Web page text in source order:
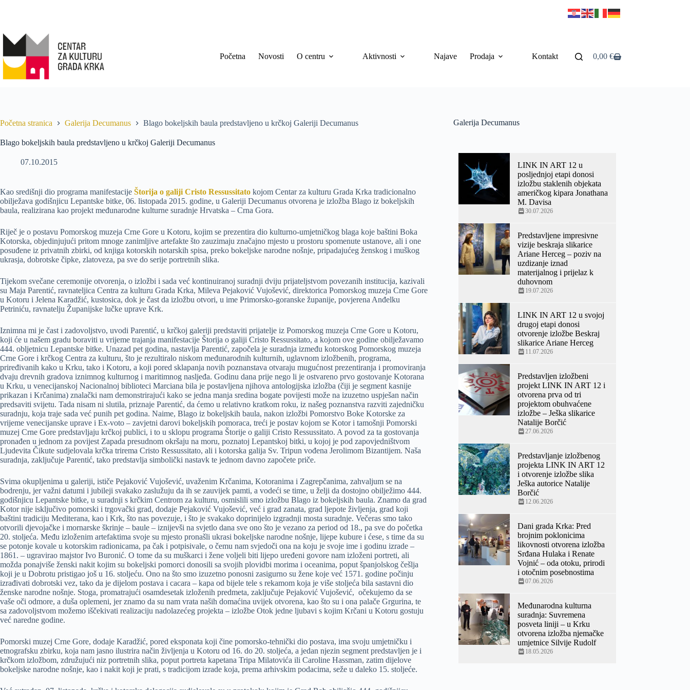
Početna Novosti O centru Aktivnosti Najave Prodaja Kontakt 0,00 €
Početna stranica Galerija Decumanus Blago bokeljskih baula predstavljeno u krčkoj Galeriji Decumanus
Blago bokeljskih baula predstavljeno u krčkoj Galeriji Decumanus
07.10.2015
Kao središnji dio programa manifestacije Štorija o galiji Cristo Ressussitato kojom Centar za kulturu Grada Krka tradicionalno
obilježava godišnjicu Lepantske bitke, 06. listopada 2015. godine, u Galeriji Decumanus otvorena je izložba Blago iz bokeljskih
baula, realizirana kao projekt međunarodne kulturne suradnje Hrvatska – Crna Gora.
Riječ je o postavu Pomorskog muzeja Crne Gore u Kotoru, kojim se prezentira dio kulturno-umjetničkog blaga koje baštini Boka
Kotorska, objedinjujući pritom mnoge zanimljive artefakte što zauzimaju značajno mjesto u prostoru spomenute ustanove, ali i one
posuđene iz privatnih zbirki, od knjiga kotorskih notarskih spisa, preko bokeljske narodne nošnje, pripadajućeg ženskog i muškog
ukrasja, dobrotske čipke, zlatoveza, pa sve do serije portretnih slika.
Tijekom svečane ceremonije otvorenja, o izložbi i sada već kontinuiranoj suradnji dviju prijateljstvom povezanih institucija, kazivali
su Maja Parentić, ravnateljica Centra za kulturu Grada Krka, Mileva Pejaković Vujošević, direktorica Pomorskog muzeja Crne Gore
u Kotoru i Jelena Karadžić, kustosica, dok je čast da izložbu otvori, u ime Primorsko-goranske županije, povjerena Anđelku
Petriniću, ravnatelju Županijske lučke uprave Krk.
Iznimna mi je čast i zadovoljstvo, uvodi Parentić, u krčkoj galeriji predstaviti prijatelje iz Pomorskog muzeja Crne Gore u Kotoru,
koji će u našem gradu boraviti u vrijeme trajanja manifestacije Štorija o galiji Cristo Ressussitato, a kojom ove godine obilježavamo
444. obljetnicu Lepantske bitke. Unazad pet godina, nastavlja Parentić, započela je suradnja između kotorskog Pomorskog muzeja
Crne Gore i krčkog Centra za kulturu, što je rezultiralo niskom međunarodnih kulturnih, uglavnom izložbenih, programa,
priređivanih kako u Krku, tako i Kotoru, a koji pored sklapanja novih poznanstava otvaraju mugućnost prezentiranja i promoviranja
dvaju drevnih gradova iznimnog kulturnog i maritimnog nasljeđa. Godinu dana prije nego li je ostvareno prvo gostovanje Kotorana
u Krku, u venecijanskoj Nacionalnoj biblioteci Marciana bila je postavljena njihova antologijska izložba (čiji je segment kasnije
prikazan i Krčanima) znalački nam demonstrirajući kako se jedna manja sredina bogate povijesti može na izuzetno uspješan način
predsaviti svijetu. Tada nisam ni slutila, priznaje Parentić, da ćemo u relativno kratkom roku, iz našeg poznanstva razviti zajedničku
suradnju, koja traje sada već punih pet godina. Naime, Blago iz bokeljskih baula, nakon izložbi Pomorstvo Boke Kotorske za
vrijeme venecijanske uprave i Ex-voto – zavjetni darovi bokeljskih pomoraca, treći je postav kojom se Kotor i tamošnji Pomorski
muzej Crne Gore predstavljaju krčkoj publici, i to u sklopu programa Štorije o galiji Cristo Ressussitato. A povod za ta gostovanja
pronađen u jednom za povijest Zapada presudnom okršaju na moru, poznatoj Lepantskoj bitki, u kojoj je pod zapovjedništvom
Ljudevita Čikute sudjelovala krčka trirema Cristo Ressussitato, ali i kotorska galija Sv. Tripun vođena Jerolimom Bizantijem. Naša
suradnja, zaključuje Parentić, tako predstavlja simbolički nastavk te jednom davno započete priče.
Svima okupljenima u galeriji, ističe Pejaković Vujošević, uvaženim Krčanima, Kotoranima i Zagrepčanima, zahvaljum se na
bodrenju, jer važni datumi i jubileji svakako zaslužuju da ih se zauvijek pamti, a vodeći se time, u želji da dostojno obilježimo 444.
godišnjicu Lepantske bitke, u suradnji s krčkim Centrom za kulturu, osmislili smo izložbu Blago iz bokeljskih baula. Znamo da grad
Kotor nije isključivo pomorski i trgovački grad, dodaje Pejaković Vujošević, već i grad zanata, grad ljepote življenja, grad koji
baštini tradiciju Mediterana, kao i Krk, što nas povezuje, i što je svakako doprinijelo izgradnji mosta suradnje. Večeras smo tako
otvorili djevojačke i mornarske škrinje – baule – iznijevši na svjetlo dana sve ono što je vezano za period od 18., pa sve do početka
20. stoljeća. Među izloženim artefaktima svoje su mjesto pronašli ukrasi bokeljske narodne nošnje, lijepe kubure i ćese, s time da su
se potonje kovale u kotorskim radionicama, pa čak i potpisivale, o čemu nam svjedoči ona na koju je svoje ime i godinu izrade –
1861. – ugravirao majstor Ivo Buronić. O tome da su muškarci i žene voljeli biti lijepo uređeni govore nam izloženi portreti, ali
možda ponajviše ženski nakit kojim su bokeljski pomorci donosili sa svojih plovidbi morima i oceanima, poput španjolskog češlja
koji je u Dobrotu pristigao još u 16. stoljeću. Ono na što smo izuzetno ponosni zasigurno su žene koje već 1571. godine počinju
izrađivati dobrotski vez, tako da je dijelom postava i cacara – kapa od bijele tele s rekamom koja je više stoljeća bila sastavni dio
ženske narodne nošnje. Stoga, promatrajući osamdesetak izloženih predmeta, zaključuje Pejaković Vujošević, očekujemo da se
vaše oči odmore, a duša oplemeni, jer znamo da su nam vrata naših domaćina uvijek otvorena, kao što su i ona palače Grgurina, te
sa zadovoljstvom možemo iščekivati realizaciju nadolazećeg projekta – izložbe Otok jedne ljubavi s kojim Krčani u Kotoru gostuju
već naredne godine.
Pomorski muzej Crne Gore, dodaje Karadžić, pored eksponata koji čine pomorsko-tehnički dio postava, ima svoju umjetničku i
etnografsku zbirku, koja nam jasno ilustrira način življenja u Kotoru od 16. do 20. stoljeća, a jedan njezin segment predstavljen je i
krčkom izložbom, združujući niz portretnih slika, poput portreta kapetana Tripa Milatovića ili Caroline Hassman, zatim dijelove
bokeljske narodne nošnje, kao i nakit koji je prati, s tradicijom izrade koja, prema arhivskim podacima, seže u daleko 15. stoljeće.
Galerija Decumanus
LINK IN ART 12 u
posljednjoj etapi donosi
izložbu staklenih objekata
američkog kipara Jonathana
M. Davisa
30.07.2026
Predstavljene impresivne
vizije beskraja slikarice
Ariane Herceg – poziv na
uzdizanje iznad
materijalnog i prijelaz k
duhovnom
19.07.2026
LINK IN ART 12 u svojoj
drugoj etapi donosi
otvorenje izložbe Beskraj
slikarice Ariane Herceg
11.07.2026
Predstavljen izložbeni
projekt LINK IN ART 12 i
otvorena prva od tri
projektom obuhvaćene
izložbe – Ješka slikarice
Natalije Borčić
27.06.2026
Predstavljanje izložbenog
projekta LINK IN ART 12
i otvorenje izložbe slika
Ješka autorice Natalije
Borčić
12.06.2026
Dani grada Krka: Pred
brojnim poklonicima
likovnosti otvorena izložba
Srđana Hulaka i Renate
Vojnić – oda otoku, prirodi
i otočnim posebnostima
07.06.2026
Međunarodna kulturna
suradnja: Suvremena
posveta liniji – u Krku
otvorena izložba njemačke
umjetnice Silvije Rudolf
18.05.2026